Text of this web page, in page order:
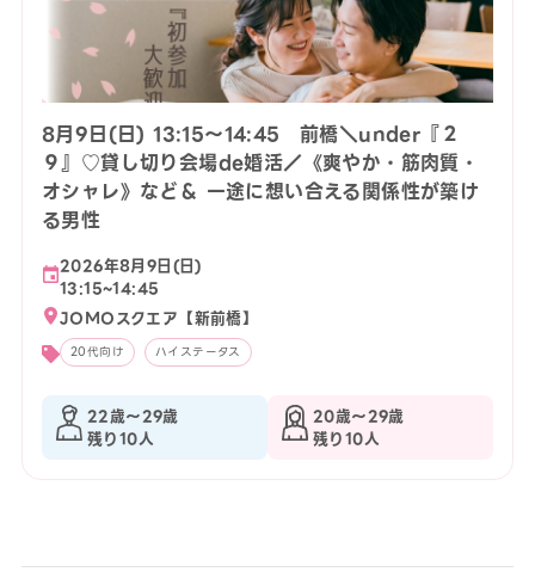
8月9日(日) 13:15〜14:45 前橋＼under『２
９』♡貸し切り会場de婚活／《爽やか・筋肉質・
オシャレ》など＆ 一途に想い合える関係性が築け
る男性
2026年8月9日(日)
13:15~14:45
JOMOスクエア【新前橋】
20代向け ハイステータス
22歳〜29歳
残り10人
20歳〜29歳
残り10人